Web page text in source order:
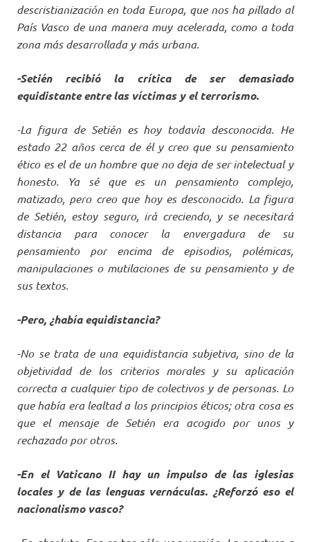
descristianización en toda Europa, que nos ha pillado al
País Vasco de una manera muy acelerada, como a toda
zona más desarrollada y más urbana.
-Setién recibió la crítica de ser demasiado
equidistante entre las víctimas y el terrorismo.
-La figura de Setién es hoy todavía desconocida. He
estado 22 años cerca de él y creo que su pensamiento
ético es el de un hombre que no deja de ser intelectual y
honesto. Ya sé que es un pensamiento complejo,
matizado, pero creo que hoy es desconocido. La figura
de Setién, estoy seguro, irá creciendo, y se necesitará
distancia para conocer la envergadura de su
pensamiento por encima de episodios, polémicas,
manipulaciones o mutilaciones de su pensamiento y de
sus textos.
-Pero, ¿había equidistancia?
-No se trata de una equidistancia subjetiva, sino de la
objetividad de los criterios morales y su aplicación
correcta a cualquier tipo de colectivos y de personas. Lo
que había era lealtad a los principios éticos; otra cosa es
que el mensaje de Setién era acogido por unos y
rechazado por otros.
-En el Vaticano II hay un impulso de las iglesias
locales y de las lenguas vernáculas. ¿Reforzó eso el
nacionalismo vasco?